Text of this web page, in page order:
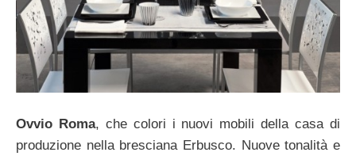
Ovvio Roma, che colori i nuovi mobili della casa di
produzione nella bresciana Erbusco. Nuove tonalità e